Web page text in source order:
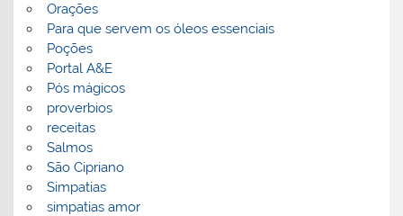
Orações
Para que servem os óleos essenciais
Poções
Portal A&E
Pós mágicos
proverbios
receitas
Salmos
São Cipriano
Simpatias
simpatias amor